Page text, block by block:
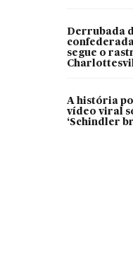
Derrubada
confederada
segue o
A história
vídeo viral
‘Schindler